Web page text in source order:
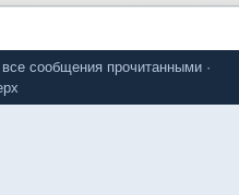
сообщения прочитанными ·